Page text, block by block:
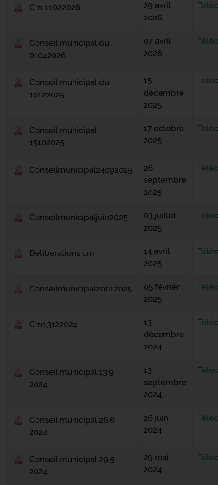
Cm 11022026
29 avril
2026
Conseil municipal du
01042026
07 avril
2026
Conseil municipal du
10122025
15
décembre
2025
Conseil municipal
15102025
17 octobre
2025
Conseilmunicipal24092025
26
septembre
2025
Conseilmunicipaljuin2025
03 juillet
2025
Deliberations cm
14 avril
2025
Conseilmunicipal20012025
05 février
2025
Cm13122024
13
décembre
2024
Conseil municipal 13 9
2024
13
septembre
2024
Conseil municipal 26 6
2024
26 juin
2024
Conseil municipal 29 5
2024
29 mai
2024